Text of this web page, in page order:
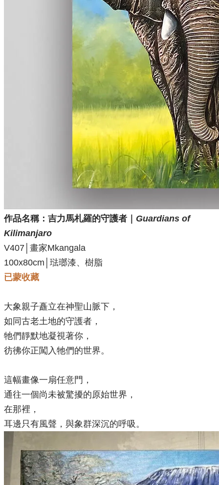
作品名稱： 吉力馬札羅的守護者｜ Guardians of
Kilimanjaro
V407 │畫家Mkangala
100x80cm│琺瑯漆、樹脂
已蒙收藏
大象親子矗立在神聖山脈下，
如同古老土地的守護者，
牠們靜默地凝視著你，
彷彿你正闖入牠們的世界。
這幅畫像一扇任意門，
通往一個尚未被驚擾的原始世界，
在那裡，
耳邊只有風聲，與象群深沉的呼吸。